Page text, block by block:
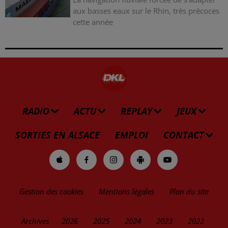
aux basses eaux sur le Rhin, très précoces
cette année
RADIO ACTU REPLAY
JEUX
SORTIES EN ALSACE
EMPLOI CONTACT
Gestion des cookies Mentions légales Plan du site
Archives 2026 2025 2024 2023 2022